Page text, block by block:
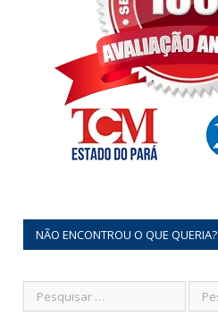
NÃO ENCONTROU O QUE QUERIA?